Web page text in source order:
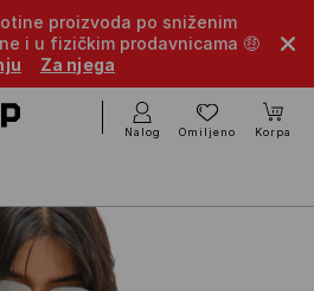
proizvoda po sniženim
i u fizičkim prodavnicama 🤑
Za njega
Nalog Omiljeno Korpa